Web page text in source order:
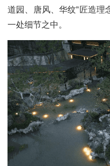
道园、唐风、华纹”匠造理
一处细节之中。